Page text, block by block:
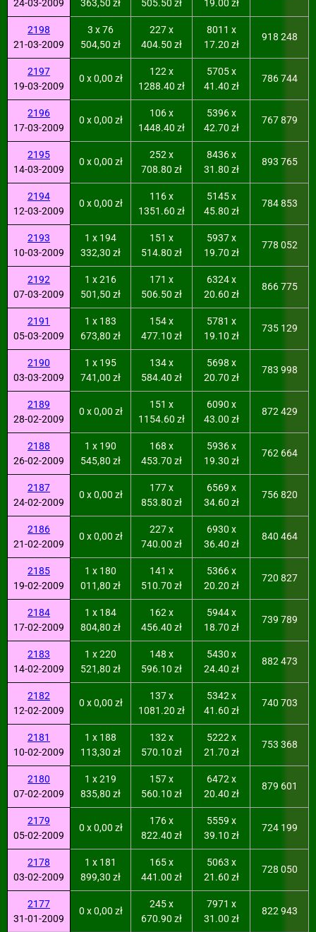
24-03-2009
363,50 zł
505.50 zł
19.00 zł
2198
21-03-2009
3 x 76
504,50 zł
227 x
404.50 zł
8011 x
17.20 zł
918 248
2197
19-03-2009
0 x 0,00 zł
122 x
1288.40 zł
5705 x
41.40 zł
786 744
2196
17-03-2009
0 x 0,00 zł
106 x
1448.40 zł
5396 x
42.70 zł
767 879
2195
14-03-2009
0 x 0,00 zł
252 x
708.80 zł
8436 x
31.80 zł
893 765
2194
12-03-2009
0 x 0,00 zł
116 x
1351.60 zł
5145 x
45.80 zł
784 853
2193
10-03-2009
1 x 194
332,30 zł
151 x
514.80 zł
5937 x
19.70 zł
778 052
2192
07-03-2009
1 x 216
501,50 zł
171 x
506.50 zł
6324 x
20.60 zł
866 775
2191
05-03-2009
1 x 183
673,80 zł
154 x
477.10 zł
5781 x
19.10 zł
735 129
2190
03-03-2009
1 x 195
741,00 zł
134 x
584.40 zł
5698 x
20.70 zł
783 998
2189
28-02-2009
0 x 0,00 zł
151 x
1154.60 zł
6090 x
43.00 zł
872 429
2188
26-02-2009
1 x 190
545,80 zł
168 x
453.70 zł
5936 x
19.30 zł
762 664
2187
24-02-2009
0 x 0,00 zł
177 x
853.80 zł
6569 x
34.60 zł
756 820
2186
21-02-2009
0 x 0,00 zł
227 x
740.00 zł
6930 x
36.40 zł
840 464
2185
19-02-2009
1 x 180
011,80 zł
141 x
510.70 zł
5366 x
20.20 zł
720 827
2184
17-02-2009
1 x 184
804,80 zł
162 x
456.40 zł
5944 x
18.70 zł
739 789
2183
14-02-2009
1 x 220
521,80 zł
148 x
596.10 zł
5430 x
24.40 zł
882 473
2182
12-02-2009
0 x 0,00 zł
137 x
1081.20 zł
5342 x
41.60 zł
740 703
2181
10-02-2009
1 x 188
113,30 zł
132 x
570.10 zł
5222 x
21.70 zł
753 368
2180
07-02-2009
1 x 219
835,80 zł
157 x
560.10 zł
6472 x
20.40 zł
879 601
2179
05-02-2009
0 x 0,00 zł
176 x
822.40 zł
5559 x
39.10 zł
724 199
2178
03-02-2009
1 x 181
899,30 zł
165 x
441.00 zł
5063 x
21.60 zł
728 050
2177
31-01-2009
0 x 0,00 zł
245 x
670.90 zł
7971 x
31.00 zł
822 943